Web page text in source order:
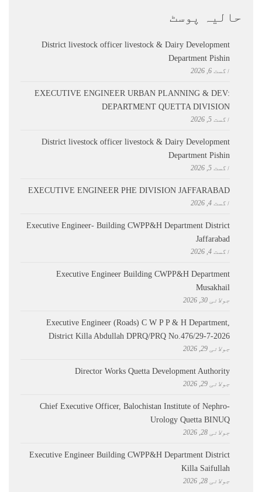
حالیہ پوسٹ
District livestock officer livestock & Dairy Development
Department Pishin
اگست 6, 2026
EXECUTIVE ENGINEER URBAN PLANNING & DEV:
DEPARTMENT QUETTA DIVISION
اگست 5, 2026
District livestock officer livestock & Dairy Development
Department Pishin
اگست 5, 2026
EXECUTIVE ENGINEER PHE DIVISION JAFFARABAD
اگست 4, 2026
Executive Engineer- Building CWPP&H Department District
Jaffarabad
اگست 4, 2026
Executive Engineer Building CWPP&H Department
Musakhail
جولائی 30, 2026
Executive Engineer (Roads) C W P P & H Department,
District Killa Abdullah ​DPRQ/PRQ No.476/29-7-2026
جولائی 29, 2026
Director Works Quetta Development Authority
جولائی 29, 2026
Chief Executive Officer, Balochistan Institute of Nephro-
Urology Quetta BINUQ
جولائی 28, 2026
Executive Engineer Building CWPP&H Department District
Killa Saifullah
جولائی 28, 2026